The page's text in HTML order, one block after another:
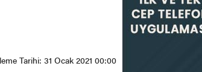
Tarihi: 31 Ocak 2021 00:00